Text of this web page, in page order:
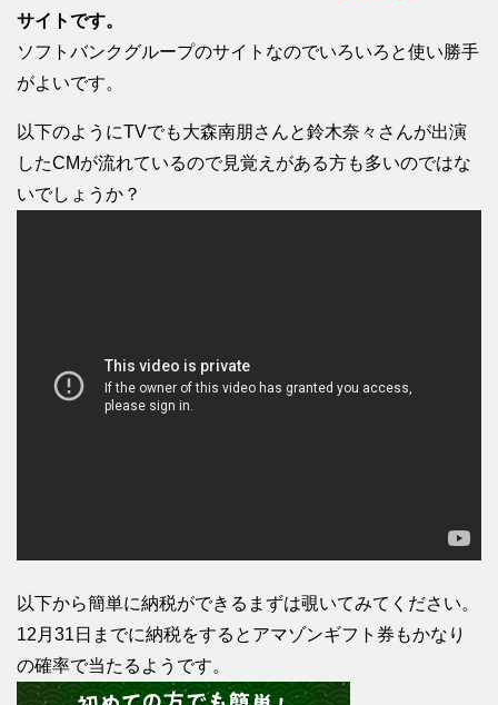
サイトです。
ソフトバンクグループのサイトなのでいろいろと使い勝手
がよいです。
以下のようにTVでも大森南朋さんと鈴木奈々さんが出演
したCMが流れているので見覚えがある方も多いのではな
いでしょうか？
以下から簡単に納税ができるまずは覗いてみてください。
12月31日までに納税をするとアマゾンギフト券もかなり
の確率で当たるようです。